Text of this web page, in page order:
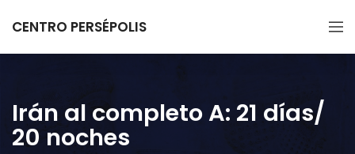
CENTRO PERSÉPOLIS
Irán al completo A: 21 días/
20 noches